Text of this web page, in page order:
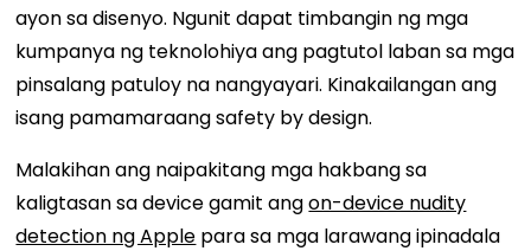
ayon sa disenyo. Ngunit dapat timbangin ng mga
kumpanya ng teknolohiya ang pagtutol laban sa mga
pinsalang patuloy na nangyayari. Kinakailangan ang
isang pamamaraang safety by design.
Malakihan ang naipakitang mga hakbang sa
kaligtasan sa device gamit angon-device nudity
detection ng Apple para sa mga larawang ipinadala